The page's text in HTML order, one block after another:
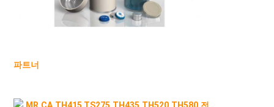
파트너